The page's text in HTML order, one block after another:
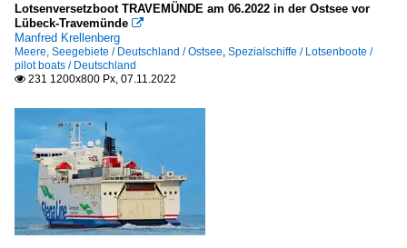
Lotsenversetzboot TRAVEMÜNDE am 06.2022 in der Ostsee vor
Lübeck-Travemünde 
Manfred Krellenberg
Meere, Seegebiete / Deutschland / Ostsee, Spezialschiffe / Lotsenboote /
pilot boats / Deutschland
 231 1200x800 Px, 07.11.2022